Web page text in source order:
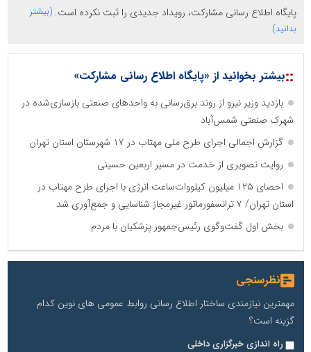
پایگاه اطلاع رسانی مشارکت، رویداد جدیدی را ثبت نکرده است. (بیشتر
بدانید)
::بیشتر بخوانید از «پایگاه اطلاع رسانی مشارکت»
بازدید وزیر نیرو از روند برق‌رسانی به واحدهای صنعتی بازسازی‌شده در
شهرک صنعتی شمس‌آباد
گزارش اجمالی اجرای طرح ملی مهتاب در ۱۷ شهرستان استان تهران
روایت تصویری از خدمت در مسیر اربعین حسینی
احصای ۱۲۵ میلیون کیلووات‌ساعت انرژی با اجرای طرح مهتاب در
استان تهران/ ۷ ترانسفورماتور غیرمجاز شناسایی و جمع‌آوری شد
بخش اول گفت‌وگوی رئیس‌جمهور پزشکیان با مردم
نظرسنجی
مهمترین نیازمندی ساختار اطلاع رسانی روابط عمومی های نوین کدام
گزینه است؟
راه اندازی خبرگزاری داخلی